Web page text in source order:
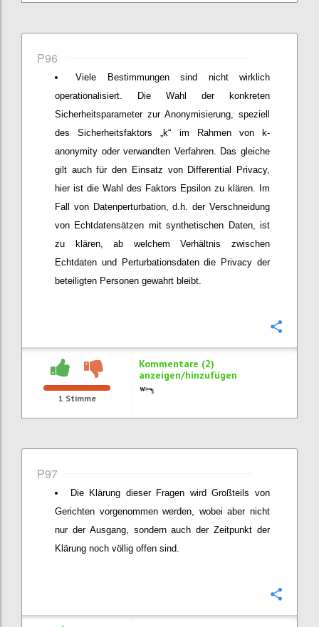
P96
Viele Bestimmungen sind nicht wirklich
operationalisiert. Die Wahl der konkreten
Sicherheitsparameter zur Anonymisierung, speziell
des Sicherheitsfaktors „k“ im Rahmen von k-
anonymity oder verwandten Verfahren. Das gleiche
gilt auch für den Einsatz von Differential Privacy,
hier ist die Wahl des Faktors Epsilon zu klären. Im
Fall von Datenperturbation, d.h. der Verschneidung
von Echtdatensätzen mit synthetischen Daten, ist
zu klären, ab welchem Verhältnis zwischen
Echtdaten und Perturbationsdaten die Privacy der
beteiligten Personen gewahrt bleibt.
1 Stimme
Kommentare (2)
anzeigen/hinzufügen
P97
Die Klärung dieser Fragen wird Großteils von
Gerichten vorgenommen werden, wobei aber nicht
nur der Ausgang, sondern auch der Zeitpunkt der
Klärung noch völlig offen sind.